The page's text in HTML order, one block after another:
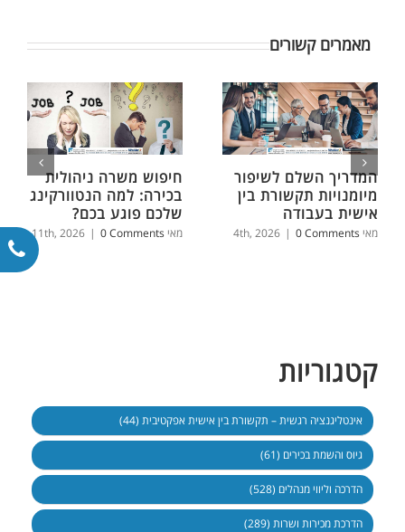
מאמרים קשורים
חיפוש משרה ניהולית
בכירה: למה הנטוורקינג
שלכם פוגע בכם?
מאי 11th, 2026 | 0 Comments
המדריך השלם לשיפור
מיומנויות תקשורת בין
אישית בעבודה
מאי 4th, 2026 | 0 Comments
קטגוריות
אינטליגנציה רגשית – תקשורת בין אישית אפקטיבית (44)
גיוס והשמת בכירים (61)
הדרכה וליווי מנהלים (528)
הדרכת מכירות ושרות (289)